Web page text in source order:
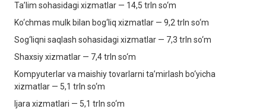
Ta’lim sohasidagi xizmatlar — 14,5 trln so‘m
Ko‘chmas mulk bilan bog‘liq xizmatlar — 9,2 trln so‘m
Sog‘liqni saqlash sohasidagi xizmatlar — 7,3 trln so‘m
Shaxsiy xizmatlar — 7,4 trln so‘m
Kompyuterlar va maishiy tovarlarni ta’mirlash bo‘yicha
xizmatlar — 5,1 trln so‘m
Ijara xizmatlari — 5,1 trln so‘m